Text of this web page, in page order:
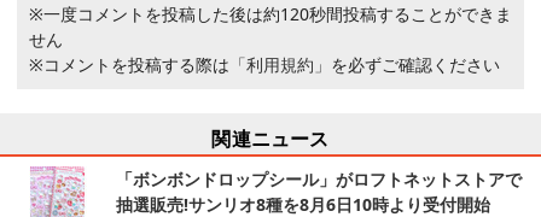
※一度コメントを投稿した後は約120秒間投稿することができま
せん
※コメントを投稿する際は 「利用規約」 を必ずご確認ください
関連ニュース
「ボンボンドロップシール」がロフトネットストアで
抽選販売!サンリオ8種を8月6日10時より受付開始